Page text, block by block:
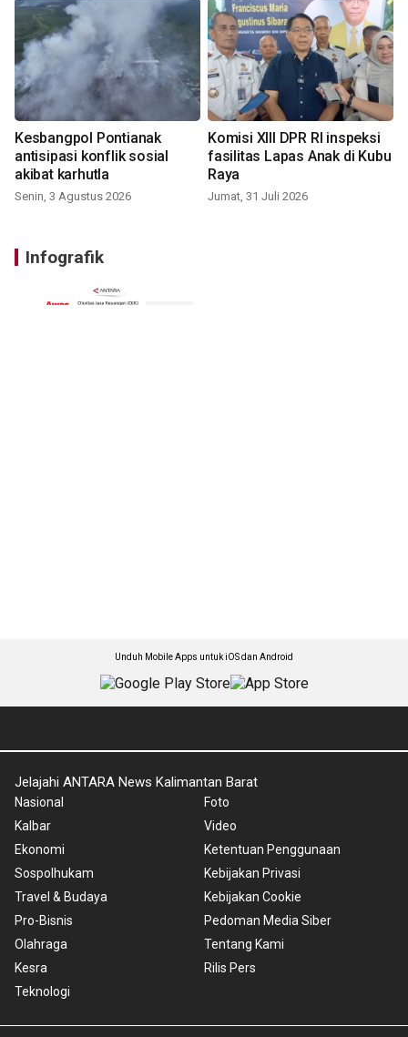
Kesbangpol Pontianak
antisipasi konflik sosial
akibat karhutla
Senin, 3 Agustus 2026
Komisi XIII DPR RI inspeksi
fasilitas Lapas Anak di Kubu
Raya
Jumat, 31 Juli 2026
Infografik
Unduh Mobile Apps untuk iOS dan Android
Jelajahi ANTARA News Kalimantan Barat
Nasional
Kalbar
Ekonomi
Sospolhukam
Travel & Budaya
Pro-Bisnis
Olahraga
Kesra
Teknologi
Foto
Video
Ketentuan Penggunaan
Kebijakan Privasi
Kebijakan Cookie
Pedoman Media Siber
Tentang Kami
Rilis Pers